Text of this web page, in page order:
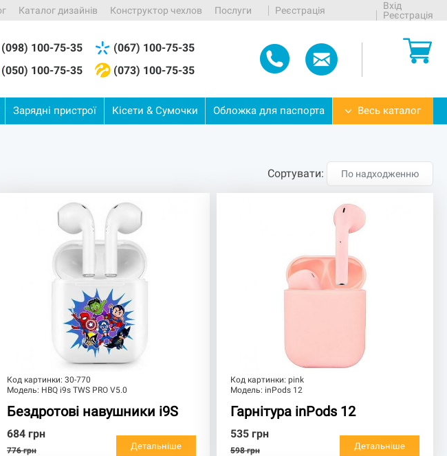
Каталог дизайнів Конструктор чехлов Послуги Реєстрація
Вхід
Реєстрація
(098) 100-75-35
(050) 100-75-35
(067) 100-75-35
(073) 100-75-35
Зарядні пристрої Кісети & Сумочки Обложка для паспорта Весь каталог
Сортувати: По надходженню
Код картинки:30-770
Модель: HBQ i9s TWS PRO V5.0
Бездротові навушники i9S
684 грн
776 грн Детальніше
Код картинки:pink
Модель: inPods 12
Гарнітура inPods 12
535 грн
598 грн Детальніше